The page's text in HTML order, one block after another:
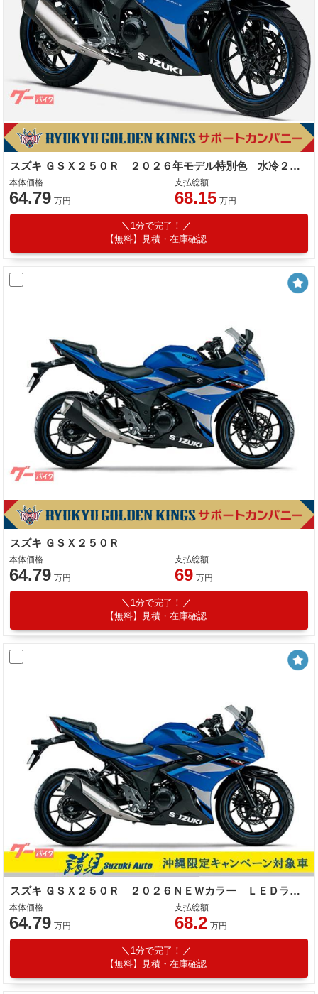
スズキ ＧＳＸ２５０Ｒ ２０２６年モデル特別色 水冷２気筒エンジン
本体価格
64.79 万円
支払総額
68.15 万円
1分で完了！
【無料】見積・在庫確認
スズキ ＧＳＸ２５０Ｒ
本体価格
64.79 万円
支払総額
69 万円
1分で完了！
【無料】見積・在庫確認
スズキ ＧＳＸ２５０Ｒ ２０２６ＮＥＷカラー ＬＥＤライト 多機能インストゥルメントパネル
本体価格
64.79 万円
支払総額
68.2 万円
1分で完了！
【無料】見積・在庫確認